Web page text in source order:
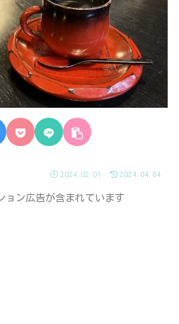
2024.02.01 2024.04.04
ョン広告が含まれています